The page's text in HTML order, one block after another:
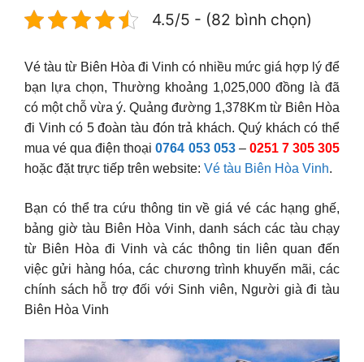
4.5/5 - (82 bình chọn)
Vé tàu từ Biên Hòa đi Vinh có nhiều mức giá hợp lý để
bạn lựa chọn, Thường khoảng 1,025,000 đồng là đã
có một chỗ vừa ý. Quảng đường 1,378Km từ Biên Hòa
đi Vinh có 5 đoàn tàu đón trả khách. Quý khách có thể
mua vé qua điện thoại0764 053 053– 0251 7 305 305
hoặc đặt trực tiếp trên website: Vé tàu Biên Hòa Vinh.
Bạn có thể tra cứu thông tin về giá vé các hạng ghế,
bảng giờ tàu Biên Hòa Vinh, danh sách các tàu chạy
từ Biên Hòa đi Vinh và các thông tin liên quan đến
việc gửi hàng hóa, các chương trình khuyến mãi, các
chính sách hỗ trợ đối với Sinh viên, Người già đi tàu
Biên Hòa Vinh